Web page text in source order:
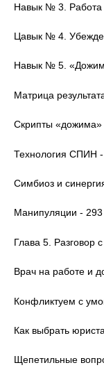
Навык № 3. Работа
Цавык № 4.
Навык № 5.
Матрица
Скрипты «дожима»
Технология СПИН
Симбиоз и
Манипуляции - 293
Глава 5. Разговор
Врач на работе и
Конфликтуем с
Как выбрать
Щепетильные